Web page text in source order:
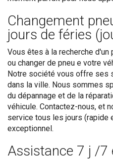
Changement
jours de féries
Vous êtes à la recherche
ou changer de pneu e votre
Notre société vous offre ses
dans la ville. Nous sommes
du dépannage et de la
véhicule. Contactez-nous, et
service tous les jours (rapide
exceptionnel.
Assistance 7 j /7